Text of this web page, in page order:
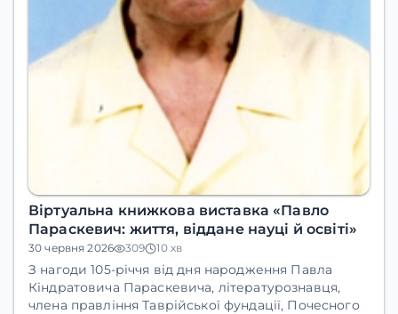
Віртуальна книжкова виставка «Павло
Параскевич: життя, віддане науці й освіті»
30 червня 2026 309 10 хв
З нагоди 105-річчя від дня народження Павла
Кіндратовича Параскевича, літературознавця,
члена правління Таврійської фундації, Почесного